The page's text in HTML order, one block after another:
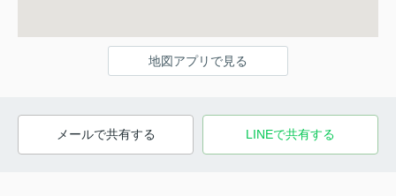
地図アプリで見る
メールで共有する LINEで共有する